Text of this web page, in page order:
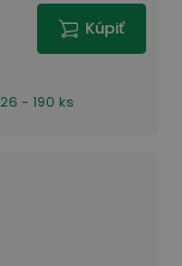
Kúpiť
- 190 ks